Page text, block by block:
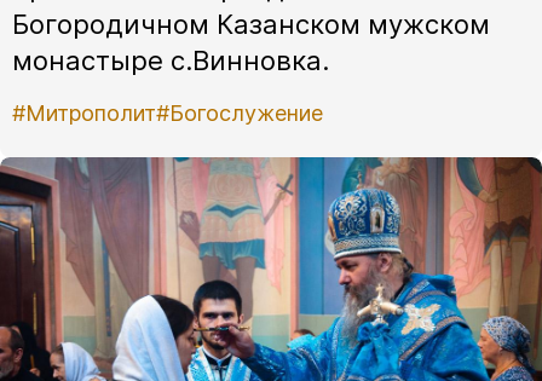
Богородичном Казанском мужском
монастыре с.Винновка.
#Митрополит#Богослужение